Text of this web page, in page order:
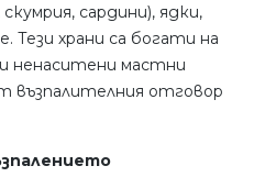
сардини), ядки,
Тези храни са богати на
ненаситени мастни
възпалителния отговор